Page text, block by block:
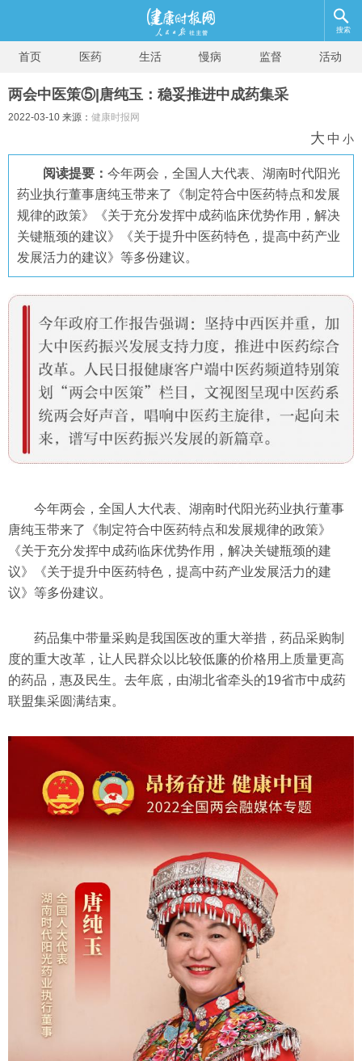
搜索
首页 医药 生活 慢病 监督 活动
两会中医策⑤|唐纯玉：稳妥推进中成药集采
2022-03-10 来源： 健康时报网
大 中 小
阅读提要： 今年两会，全国人大代表、湖南时代阳光
药业执行董事唐纯玉带来了《制定符合中医药特点和发展
规律的政策》《关于充分发挥中成药临床优势作用，解决
关键瓶颈的建议》《关于提升中医药特色，提高中药产业
发展活力的建议》等多份建议。
今年两会，全国人大代表、湖南时代阳光药业执行董事
唐纯玉带来了《制定符合中医药特点和发展规律的政策》
《关于充分发挥中成药临床优势作用，解决关键瓶颈的建
议》《关于提升中医药特色，提高中药产业发展活力的建
议》等多份建议。
药品集中带量采购是我国医改的重大举措，药品采购制
度的重大改革，让人民群众以比较低廉的价格用上质量更高
的药品，惠及民生。去年底，由湖北省牵头的19省市中成药
联盟集采圆满结束。